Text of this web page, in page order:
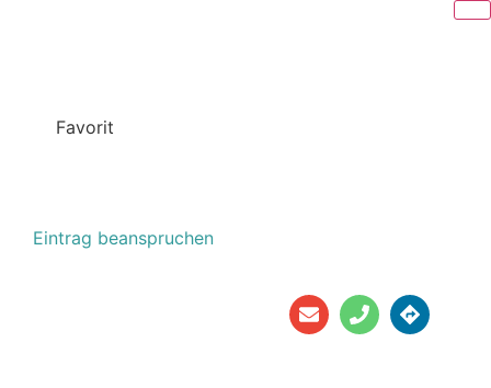
Favorit
Eintrag beanspruchen